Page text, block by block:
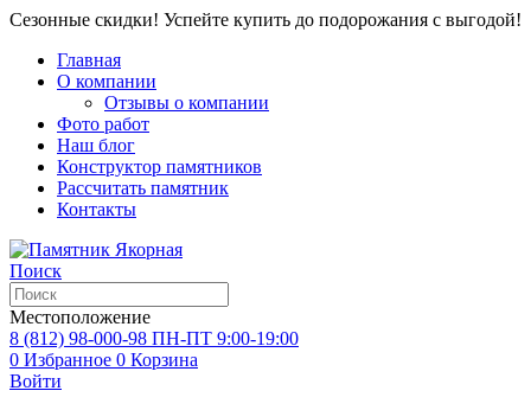
Сезонные скидки! Успейте купить до подорожания с выгодой!
Главная
О компании
Отзывы о компании
Фото работ
Наш блог
Конструктор памятников
Рассчитать памятник
Контакты
Поиск
Местоположение
8 (812) 98-000-98 ПН-ПТ 9:00-19:00
0 Избранное 0 Корзина
Войти